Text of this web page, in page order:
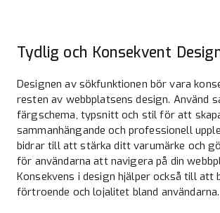
Tydlig och Konsekvent
Designen av sökfunktionen bör vara
resten av webbplatsens design. Använd
färgschema, typsnitt och stil för att
sammanhängande och professionell
bidrar till att stärka ditt varumärke och
för användarna att navigera på din
Konsekvens i design hjälper också till att
förtroende och lojalitet bland användarna.